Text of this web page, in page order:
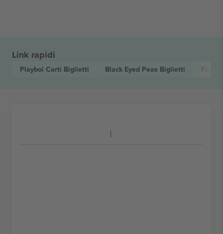
Link rapidi
Playboi Carti Biglietti Black Eyed Peas Biglietti